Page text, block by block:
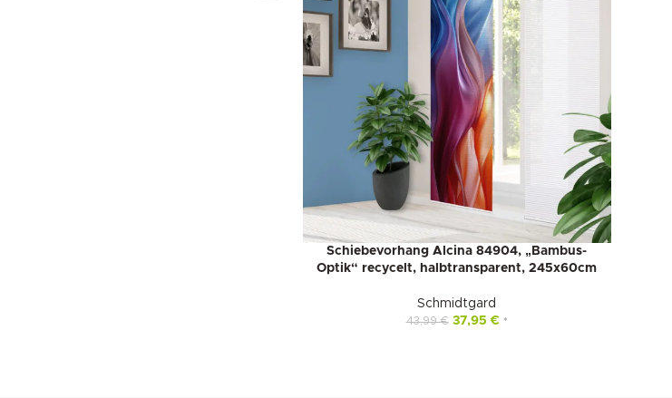
Schiebevorhang Alcina 84904, „Bambus-
Optik“ recycelt, halbtransparent, 245x60cm
Schmidtgard
43,99€ 37,95€ *